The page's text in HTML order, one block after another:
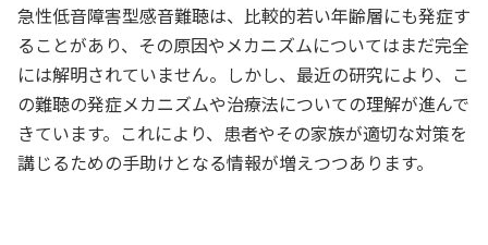
急性低音障害型感音難聴は、比較的若い年齢層にも発症す
ることがあり、その原因やメカニズムについてはまだ完全
には解明されていません。しかし、最近の研究により、こ
の難聴の発症メカニズムや治療法についての理解が進んで
きています。これにより、患者やその家族が適切な対策を
講じるための手助けとなる情報が増えつつあります。